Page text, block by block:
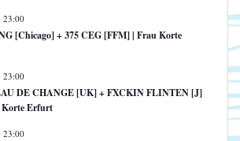
23:00
[Chicago] + 375 CEG [FFM] | Frau Korte
23:00
DE CHANGE [UK] + FXCKIN FLINTEN [J]
Erfurt
23:00